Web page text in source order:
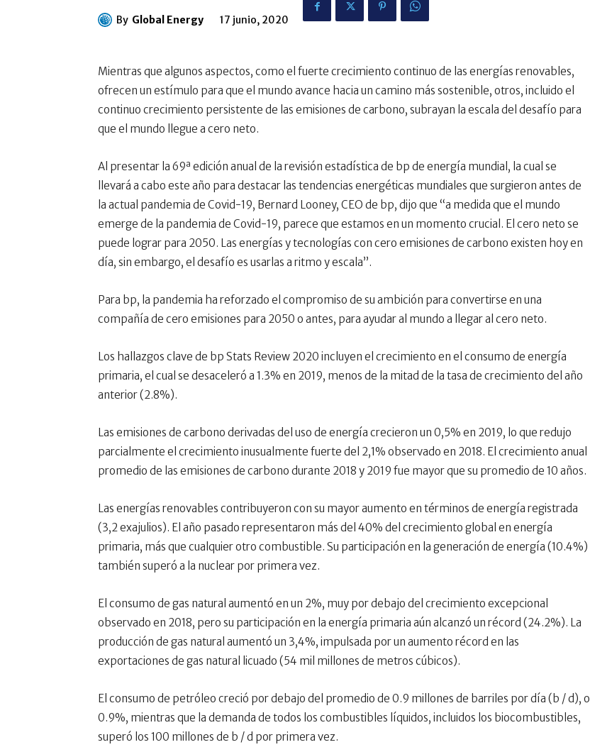
By Global Energy 17 junio, 2020
Mientras que algunos aspectos, como el fuerte crecimiento continuo de las energías renovables,
ofrecen un estímulo para que el mundo avance hacia un camino más sostenible, otros, incluido el
continuo crecimiento persistente de las emisiones de carbono, subrayan la escala del desafío para
que el mundo llegue a cero neto.
Al presentar la 69ª edición anual de la revisión estadística de bp de energía mundial, la cual se
llevará a cabo este año para destacar las tendencias energéticas mundiales que surgieron antes de
la actual pandemia de Covid-19, Bernard Looney, CEO de bp, dijo que “a medida que el mundo
emerge de la pandemia de Covid-19, parece que estamos en un momento crucial. El cero neto se
puede lograr para 2050. Las energías y tecnologías con cero emisiones de carbono existen hoy en
día, sin embargo, el desafío es usarlas a ritmo y escala”.
Para bp, la pandemia ha reforzado el compromiso de su ambición para convertirse en una
compañía de cero emisiones para 2050 o antes, para ayudar al mundo a llegar al cero neto.
Los hallazgos clave de bp Stats Review 2020 incluyen el crecimiento en el consumo de energía
primaria, el cual se desaceleró a 1.3% en 2019, menos de la mitad de la tasa de crecimiento del año
anterior (2.8%).
Las emisiones de carbono derivadas del uso de energía crecieron un 0,5% en 2019, lo que redujo
parcialmente el crecimiento inusualmente fuerte del 2,1% observado en 2018. El crecimiento anual
promedio de las emisiones de carbono durante 2018 y 2019 fue mayor que su promedio de 10 años.
Las energías renovables contribuyeron con su mayor aumento en términos de energía registrada
(3,2 exajulios). El año pasado representaron más del 40% del crecimiento global en energía
primaria, más que cualquier otro combustible. Su participación en la generación de energía (10.4%)
también superó a la nuclear por primera vez.
El consumo de gas natural aumentó en un 2%, muy por debajo del crecimiento excepcional
observado en 2018, pero su participación en la energía primaria aún alcanzó un récord (24.2%). La
producción de gas natural aumentó un 3,4%, impulsada por un aumento récord en las
exportaciones de gas natural licuado (54 mil millones de metros cúbicos).
El consumo de petróleo creció por debajo del promedio de 0.9 millones de barriles por día (b / d), o
0.9%, mientras que la demanda de todos los combustibles líquidos, incluidos los biocombustibles,
superó los 100 millones de b / d por primera vez.